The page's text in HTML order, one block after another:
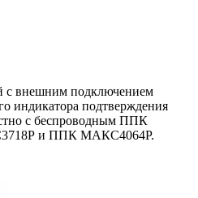
с внешним подключением
индикатора подтверждения
с беспроводным ППК
и ППК МАКС4064Р.